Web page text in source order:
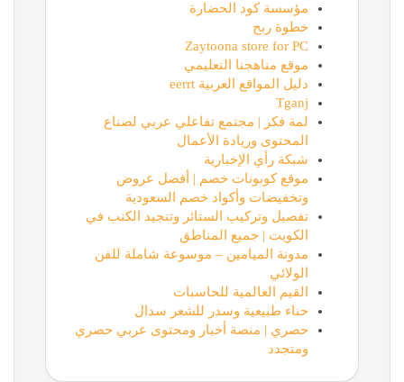
مؤسسة كود الحضارة
خطوة ربح
Zaytoona store for PC
موقع مناهجنا التعليمي
دليل المواقع العربية eerrt
Tganj
لمة فكر | مجتمع تفاعلي عربي لصناع
المحتوى وريادة الأعمال
شبكة رأي الإخبارية
موقع كوبونات خصم | أفضل عروض
وتخفيضات وأكواد خصم السعودية
تفصيل وتركيب الستائر وتنجيد الكنب في
الكويت | جميع المناطق
مدونة الميامين – موسوعة شاملة للفن
الولائي
القيم العالمية للحاسبات
حناء طبيعية وسدر للشعر سدال
حصري | منصة أخبار ومحتوى عربي حصري
ومتجدد